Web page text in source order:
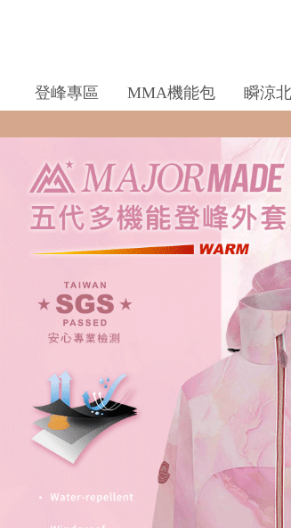
登峰專區 MMA機能包 瞬涼